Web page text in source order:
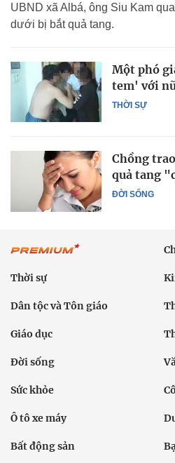
UBND xã Albá, ông Siu Kam
dưới bị bắt quả tang.
THỜI SỰ
Một phó
tem' với
ĐỜI SỐNG
Chồng
quả tang
Thời sự
Dân tộc và Tôn giáo
Giáo dục
Đời sống
Sức khỏe
Ô tô xe máy
Bất động sản